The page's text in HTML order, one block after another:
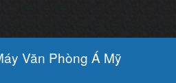
Văn Phòng Á Mỹ